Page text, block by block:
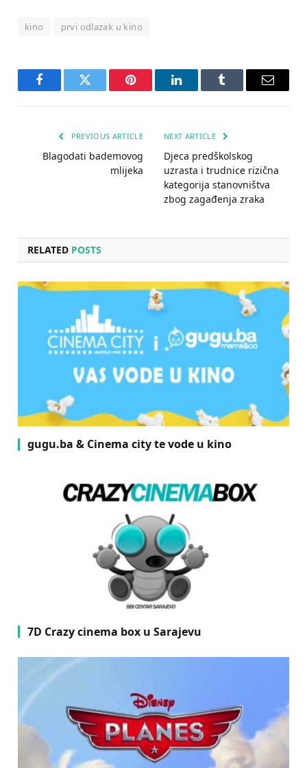
kino prvi odlazak u kino
FacebookTwitter Pinterest LinkedInTumblr Email
PREVIOUS ARTICLE
Blagodati bademovog
mlijeka
NEXT ARTICLE
Djeca predškolskog
uzrasta i trudnice rizična
kategorija stanovništva
zbog zagađenja zraka
RELATED POSTS
gugu.ba & Cinema city te vode u kino
7D Crazy cinema box u Sarajevu